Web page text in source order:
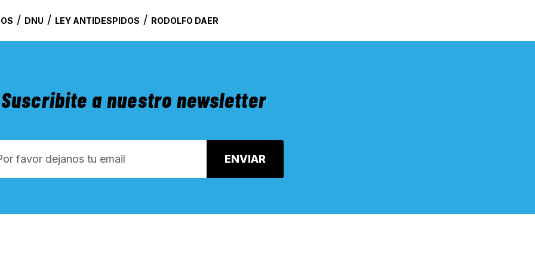
/ DNU / LEY ANTIDESPIDOS / RODOLFO DAER
Suscribite a nuestro newsletter